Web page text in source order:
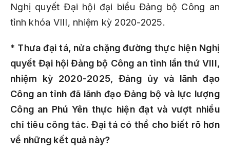
Nghị quyết Đại hội đại biểu Đảng bộ Công an
tỉnh khóa VIII, nhiệm kỳ 2020-2025.
* Thưa đại tá, nửa chặng đường thực hiện Nghị
quyết Đại hội Đảng bộ Công an tỉnh lần thứ VIII,
nhiệm kỳ 2020-2025, Đảng ủy và lãnh đạo
Công an tỉnh đã lãnh đạo Đảng bộ và lực lượng
Công an Phú Yên thực hiện đạt và vượt nhiều
chỉ tiêu công tác. Đại tá có thể cho biết rõ hơn
về những kết quả này?